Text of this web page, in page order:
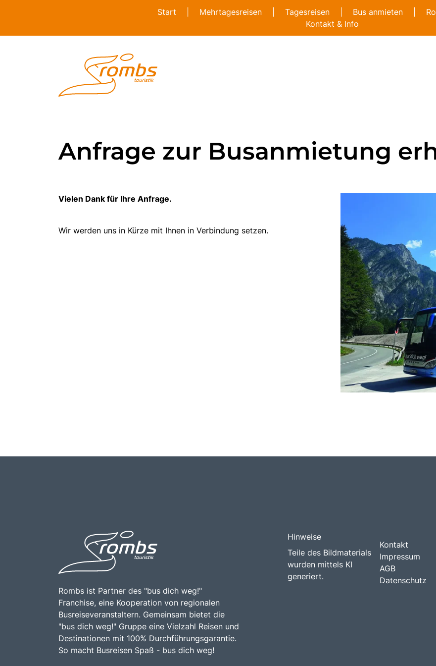
Start Mehrtagesreisen Tagesreisen Bus anmieten
Kontakt & Info
Anfrage zur Busanmietung
Vielen Dank für Ihre Anfrage.
Wir werden uns in Kürze mit Ihnen in Verbindung setzen.
Rombs ist Partner des "bus dich weg!"
Franchise, eine Kooperation von regionalen
Busreiseveranstaltern. Gemeinsam bietet die
"bus dich weg!" Gruppe eine Vielzahl Reisen und
Destinationen mit 100% Durchführungsgarantie.
So macht Busreisen Spaß - bus dich weg!
Hinweise
Teile des Bildmaterials
wurden mittels KI
generiert.
Kontakt
Impressum
AGB
Datenschutz